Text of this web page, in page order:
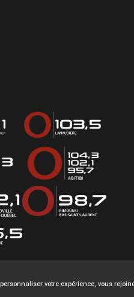
votre expérience, vous